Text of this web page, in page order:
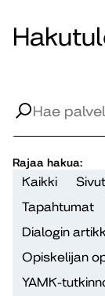
Rajaa hakua:
Kaikki Sivut
Tapahtumat
Dialogin
Opiskelijan
YAMK-